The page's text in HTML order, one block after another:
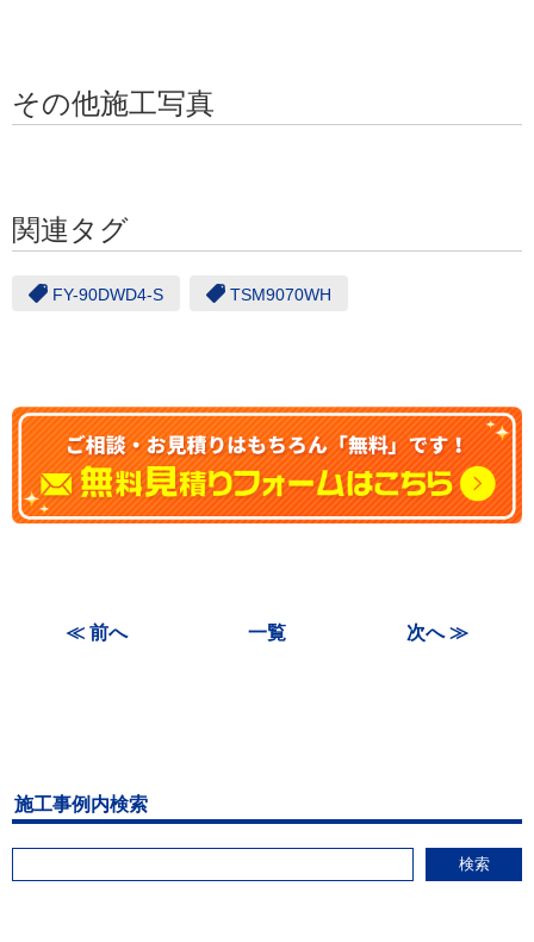
その他施工写真
関連タグ
FY-90DWD4-S TSM9070WH
≪ 前へ 一覧 次へ ≫
施工事例内検索
検索